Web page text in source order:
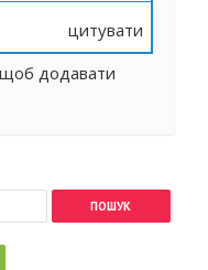
цитувати
щоб додавати